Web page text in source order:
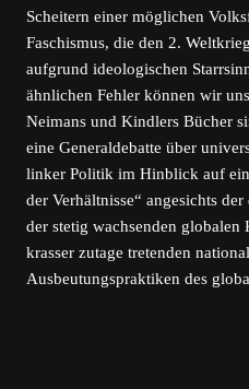
Scheitern einer möglichen
Faschismus, die den 2.
aufgrund ideologischen
ähnlichen Fehler können wir
Neimans und Kindlers Bücher
eine Generaldebatte über
linker Politik im Hinblick auf
der Verhältnisse“ angesichts
der stetig wachsenden
krasser zutage tretenden
Ausbeutungspraktiken des